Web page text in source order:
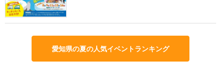
愛知県の夏の人気イベントランキング